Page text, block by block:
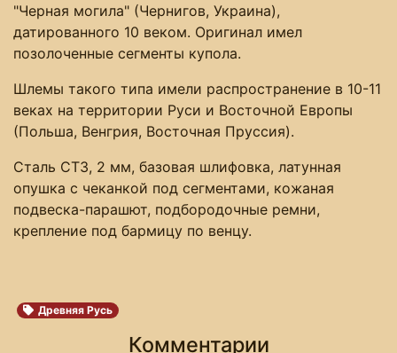
"Черная могила" (Чернигов, Украина),
датированного 10 веком. Оригинал имел
позолоченные сегменты купола.
Шлемы такого типа имели распространение в 10-11
веках на территории Руси и Восточной Европы
(Польша, Венгрия, Восточная Пруссия).
Сталь СТ3, 2 мм, базовая шлифовка, латунная
опушка с чеканкой под сегментами, кожаная
подвеска-парашют, подбородочные ремни,
крепление под бармицу по венцу.
Древняя Русь
Комментарии